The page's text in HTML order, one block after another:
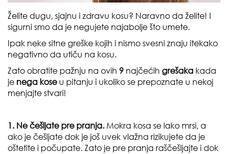
Želite dugu, sjajnu i zdravu kosu? Naravno da želite! I
sigurni smo da je negujete najabolje što umete.
Ipak neke sitne greške kojih i nismo svesni znaju itekako
negativno da utiču na kosu.
Zato obratite pažnju na ovih 9 najčećih grešaka kada
je nega kose u pitanju i ukoliko se prepoznate u nekoj
menjajte stvari!
1. Ne češljate pre pranja. Mokra kosa se lako mrsi, a
ako je češljate dok je još uvek vlažna rizikujete da je
oštetite i počupate. Zato je pre pranja raščešljajte i dok